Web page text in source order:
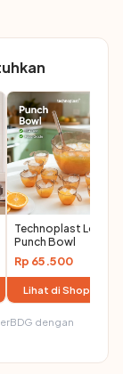
Technoplast Lovelo
Punch Bowl
Rp 65.500
Lihat di Shopee →
dengan